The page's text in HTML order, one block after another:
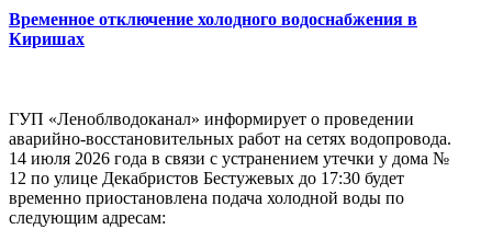
Временное отключение холодного водоснабжения в
Киришах
ГУП «Леноблводоканал» информирует о проведении
аварийно-восстановительных работ на сетях водопровода.
14 июля 2026 года в связи с устранением утечки у дома №
12 по улице Декабристов Бестужевых до 17:30 будет
временно приостановлена подача холодной воды по
следующим адресам: